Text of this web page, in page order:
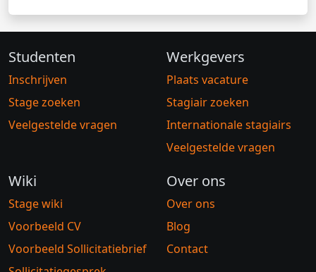
Studenten
Inschrijven
Stage zoeken
Veelgestelde vragen
Werkgevers
Plaats vacature
Stagiair zoeken
Internationale stagiairs
Veelgestelde vragen
Wiki
Stage wiki
Voorbeeld CV
Voorbeeld Sollicitatiebrief
Over ons
Over ons
Blog
Contact